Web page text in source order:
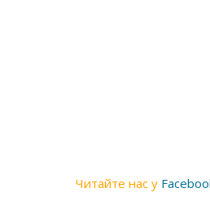
Читайте нас у